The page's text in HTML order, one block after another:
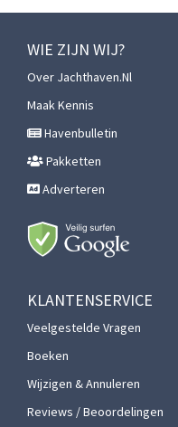
WIE ZIJN WIJ?
Over Jachthaven.nl
Maak Kennis
Havenbulletin
Pakketten
Adverteren
KLANTENSERVICE
Veelgestelde Vragen
Boeken
Wijzigen & Annuleren
Reviews / Beoordelingen